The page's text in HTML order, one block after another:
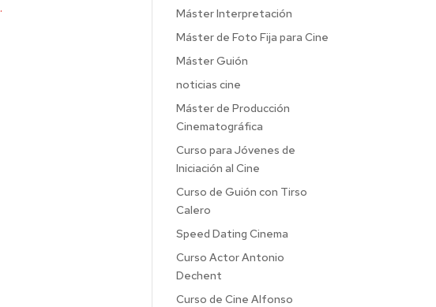
Máster Interpretación
Máster de Foto Fija para Cine
Máster Guión
noticias cine
Máster de Producción
Cinematográfica
Curso para Jóvenes de
Iniciación al Cine
Curso de Guión con Tirso
Calero
Speed Dating Cinema
Curso Actor Antonio
Dechent
Curso de Cine Alfonso